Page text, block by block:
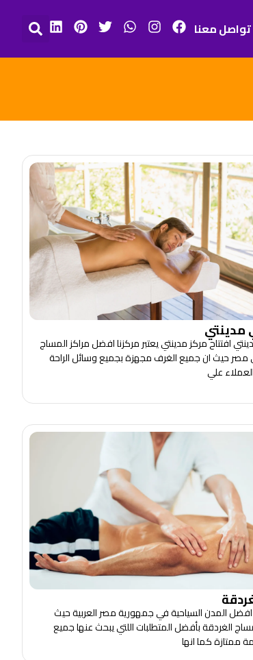
تواصل معنا
افتتاح مركز مدينتي يعتبر مركزنا افضل مراكز المساج
حيث ان جميع الغرف مجهزة بجميع وسائل الراحة
علي
المدن السياحية في جمهورية مصر العربية حيث
الغردقة بأفضل المتطلبات اللتي يبحث عنها جميع
ممتازة كما انها